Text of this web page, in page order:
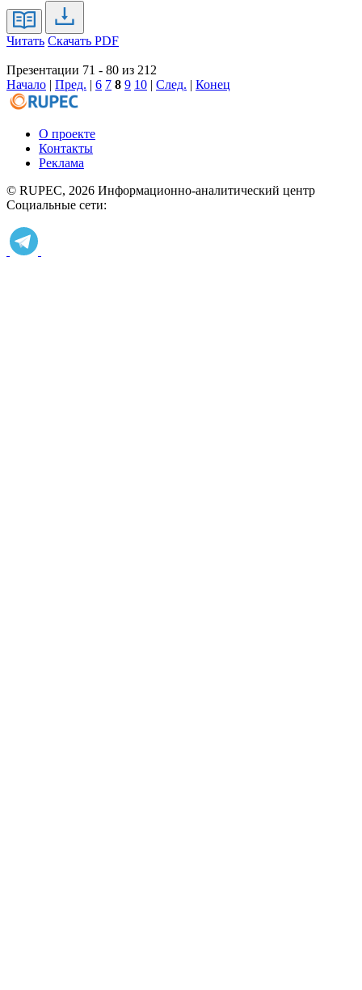
Читать Скачать PDF
Презентации 71 - 80 из 212
Начало | Пред. | 6 7 8 9 10 | След. | Конец
О проекте
Контакты
Реклама
© RUPEC, 2026 Информационно-аналитический центр
Социальные сети: